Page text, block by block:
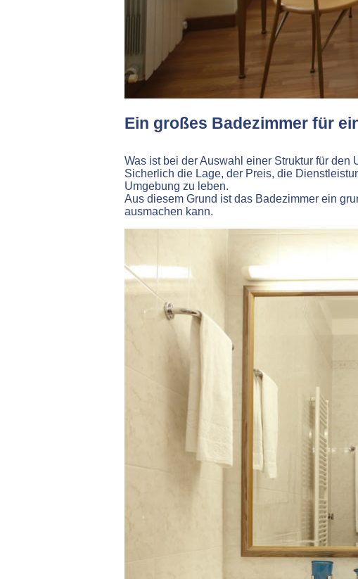
Ein großes Badezimmer für
Was ist bei der Auswahl einer Struktur für
Sicherlich die Lage, der Preis, die
Umgebung zu leben.
Aus diesem Grund ist das Badezimmer ein
ausmachen kann.